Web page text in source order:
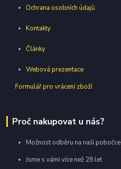
Ochrana osobních údajů
Kontakty
Články
Webová prezentace
Formulář pro vrácení zboží
Proč nakupovat u nás?
Možnost odběru na naší pobočce
Jsme s vámi více než 28 let